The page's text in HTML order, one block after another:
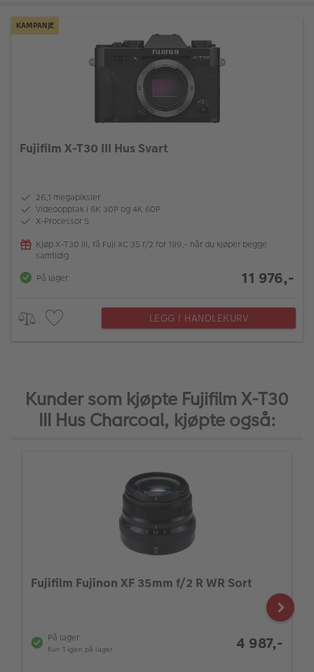
KAMPANJE
Fujifilm X-T30 III Hus Svart
26,1 megapiksler
Videoopptak i 6K 30P og 4K 60P
X-Processor 5
Kjøp X-T30 III, få Fuji XC 35 f/2 for 199,- når du kjøper begge
samtidig
På lager
11 976,-
LEGG I HANDLEKURV
Kunder som kjøpte Fujifilm X-T30
III Hus Charcoal, kjøpte også:
Fujifilm Fujinon XF 35mm f/2 R WR Sort
På lager
Kun 1 igjen på lager 4 987,-